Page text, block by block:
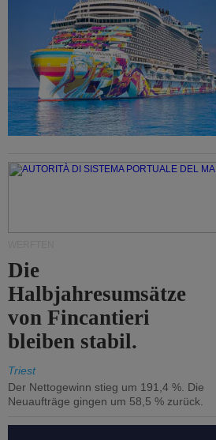
Die
Halbjahresumsätze
von Fincantieri
bleiben stabil.
Triest
Der Nettogewinn stieg um 191,4 %. Die
Neuaufträge gingen um 58,5 % zurück.